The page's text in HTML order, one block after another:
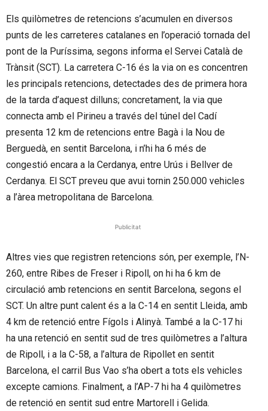
Els quilòmetres de retencions s’acumulen en diversos
punts de les carreteres catalanes en l’operació tornada del
pont de la Puríssima, segons informa el Servei Català de
Trànsit (SCT). La carretera C-16 és la via on es concentren
les principals retencions, detectades des de primera hora
de la tarda d’aquest dilluns; concretament, la via que
connecta amb el Pirineu a través del túnel del Cadí
presenta 12 km de retencions entre Bagà i la Nou de
Berguedà, en sentit Barcelona, i n’hi ha 6 més de
congestió encara a la Cerdanya, entre Urús i Bellver de
Cerdanya. El SCT preveu que avui tornin 250.000 vehicles
a l’àrea metropolitana de Barcelona.
Publicitat
Altres vies que registren retencions són, per exemple, l’N-
260, entre Ribes de Freser i Ripoll, on hi ha 6 km de
circulació amb retencions en sentit Barcelona, segons el
SCT. Un altre punt calent és a la C-14 en sentit Lleida, amb
4 km de retenció entre Fígols i Alinyà. També a la C-17 hi
ha una retenció en sentit sud de tres quilòmetres a l’altura
de Ripoll, i a la C-58, a l’altura de Ripollet en sentit
Barcelona, el carril Bus Vao s’ha obert a tots els vehicles
excepte camions. Finalment, a l’AP-7 hi ha 4 quilòmetres
de retenció en sentit sud entre Martorell i Gelida.